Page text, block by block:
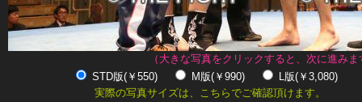
（大きな写真をクリックすると、次に進みま
STD版(￥550)
M版(￥990)
L版(￥3,080)
実際の写真サイズは、こちらでご確認頂けます。